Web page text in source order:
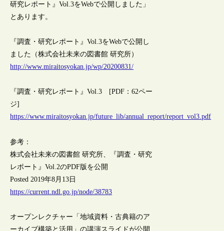
研究レポート』Vol.3をWebで公開しました」
とあります。
『調査・研究レポート』Vol.3をWebで公開し
ました（株式会社未来の図書館 研究所）
http://www.miraitosyokan.jp/wp/20200831/
『調査・研究レポート』Vol.3 [PDF：62ペー
ジ]
https://www.miraitosyokan.jp/future_lib/annual_report/report_vol3.pdf
参考：
株式会社未来の図書館 研究所、『調査・研究
レポート』Vol.2のPDF版を公開
Posted 2019年8月13日
https://current.ndl.go.jp/node/38783
オープンレクチャー「地域資料・古典籍のア
ーカイブ構築と活用」の講演スライドが公開